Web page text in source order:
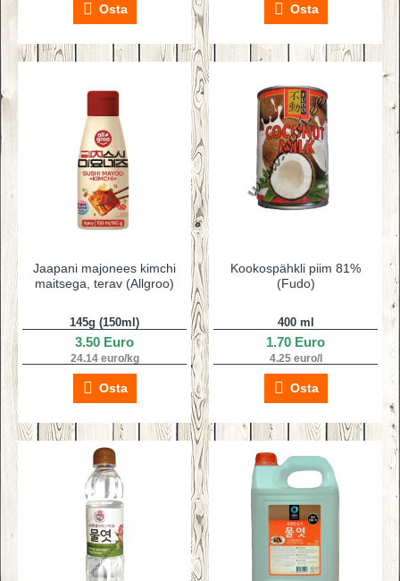
Osta Osta
Jaapani majonees kimchi
maitsega, terav (Allgroo)
145g (150ml)
3.50 Euro
24.14 euro/kg
Osta
Kookospähkli piim 81%
(Fudo)
400 ml
1.70 Euro
4.25 euro/l
Osta